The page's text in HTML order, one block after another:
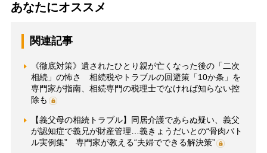
あなたにオススメ
関連記事
《徹底対策》遺されたひとり親が亡くなった後の「二次
相続」の怖さ 相続税やトラブルの回避策「10か条」を
専門家が指南、相続専門の税理士でなければ知らない控
除も
【義父母の相続トラブル】同居介護であらぬ疑い、義父
が認知症で義兄が財産管理…義きょうだいとの“骨肉バト
ル実例集” 専門家が教える“夫婦でできる解決策”